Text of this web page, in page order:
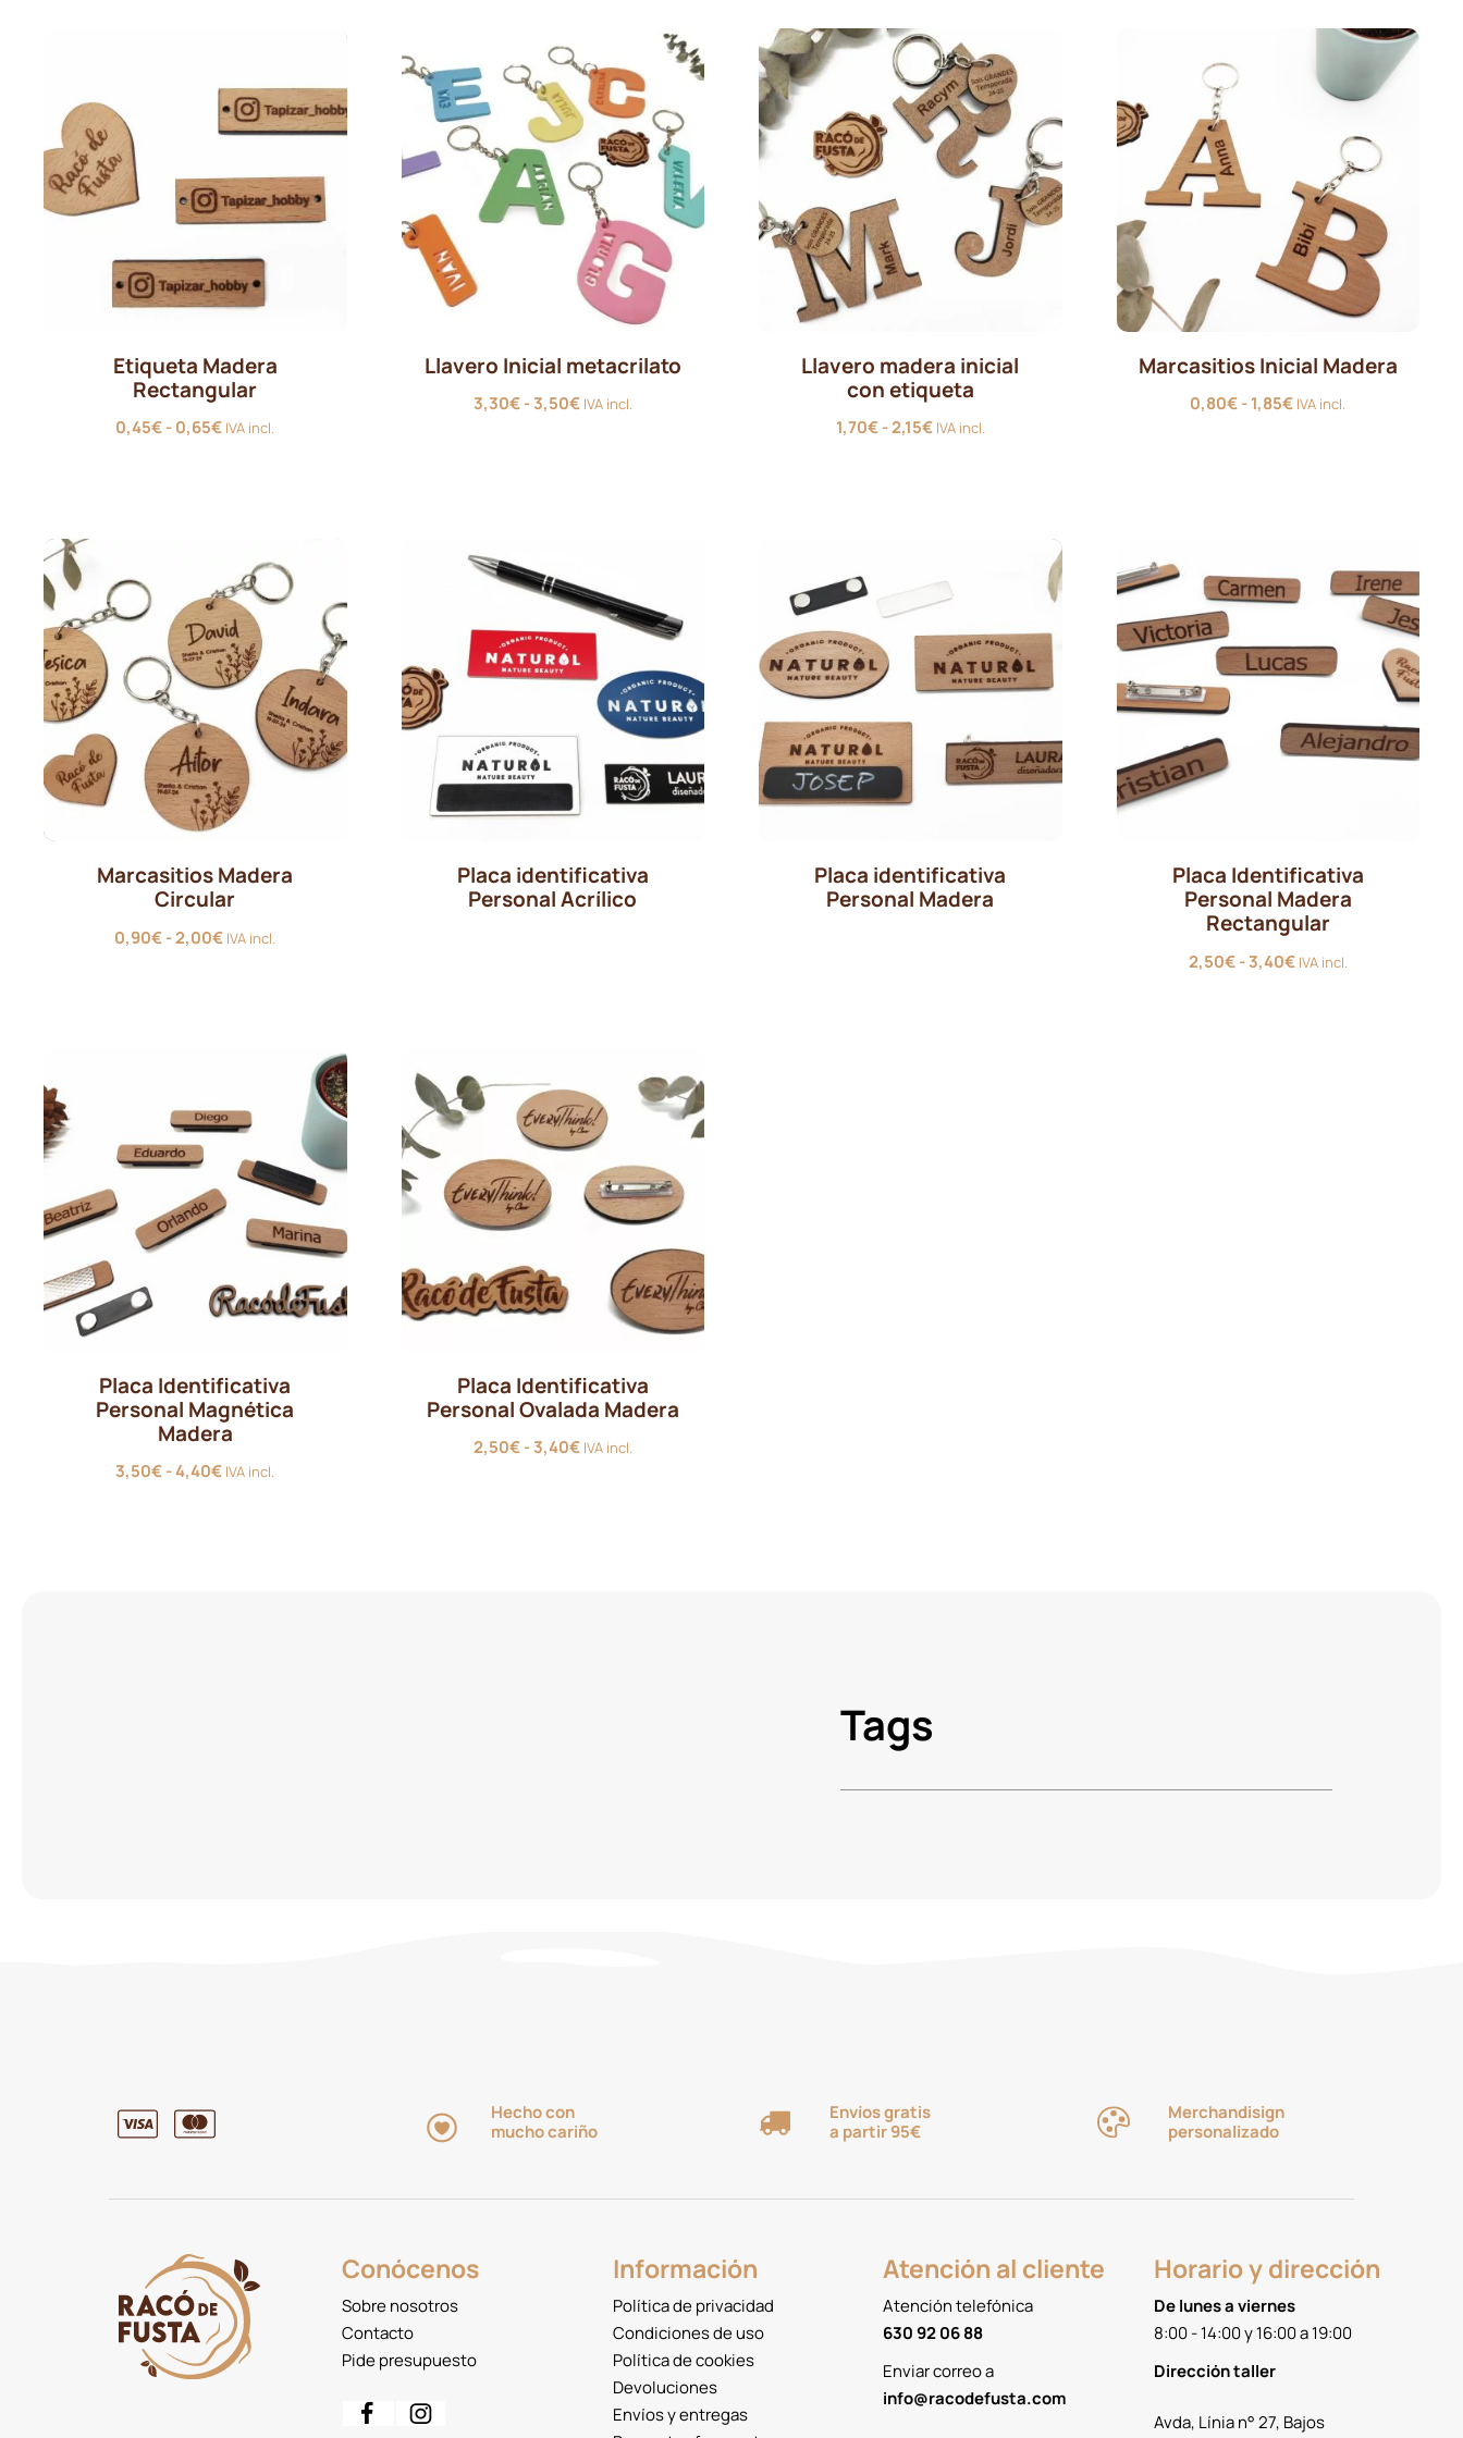
hasta
1,30€
0,50€
Etiqueta Madera
Rectangular
0,45€-0,65€Rango
hasta
0,65€
IVA incl.
Llavero Inicial metacrilato
3,30€ - 3,50€Rango
IVA incl.
Llavero madera inicial
con etiqueta
1,70€ -2,15€Rango
2,15€
IVA incl.
Marcasitios Inicial Madera
0,80€-1,85€Rango
IVA incl.
Marcasitios Madera
Circular
0,90€-2,00€Rango
IVA incl.
Placa identificativa
Personal Acrílico
Placa identificativa
Personal Madera
Placa Identificativa
Personal Madera
Rectangular
2,50€ - 3,40€Rango
IVA incl.
Placa Identificativa
Personal Magnética
Madera
3,50€-4,40€Rango
IVA incl.
Placa Identificativa
Personal Ovalada Madera
2,50€ - 3,40€Rango
IVA incl.
Tags
Hecho con
mucho cariño
Envíos gratis
a partir 95€
Merchandisign
personalizado
Conócenos
Sobre nosotros
Contacto
Pide presupuesto
Información
Política de privacidad
Condiciones de uso
Política de cookies
Devoluciones
Envíos y entregas
Atención al cliente
Atención telefónica
630 92 06 88
Enviar correo a
info@racodefusta.com
Horario y dirección
De lunes a viernes
8:00 - 14:00 y 16:00 a 19:00
Dirección taller
Avda, Línia n° 27, Bajos